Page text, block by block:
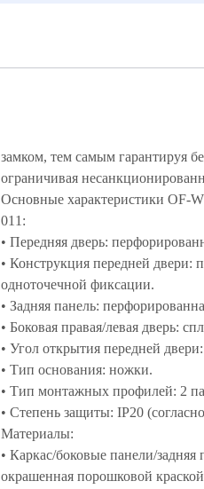
замком, тем самым гарантируя
ограничивая
Основные характеристики OF-
011:
• Передняя дверь:
• Конструкция передней двери:
одноточечной фиксации.
• Задняя панель:
• Боковая правая/левая дверь:
• Угол открытия передней
• Тип основания: ножки.
• Тип монтажных профилей: 2
• Степень защиты: IP20
Материалы:
• Каркас/боковые панели/задняя
окрашенная порошковой